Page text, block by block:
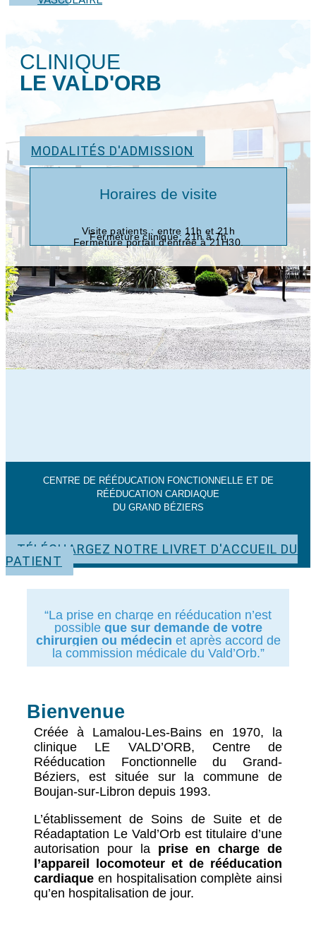
CLINIQUE
LE VALD'ORB
MODALITÉS D'ADMISSION
Horaires de visite
Visite patients : entre 11h et 21h
Fermeture clinique: 21h à 7h
Fermeture portail d’entrée à 21H30.
CENTRE DE RÉÉDUCATION FONCTIONNELLE ET DE
RÉÉDUCATION CARDIAQUE
DU GRAND BÉZIERS
TÉLÉCHARGEZ NOTRE LIVRET D'ACCUEIL DU
PATIENT
“La prise en charge en rééducation n’est
possible que sur demande de votre
chirurgien ou médecin et après accord de
la commission médicale du Vald’Orb.”
Bienvenue
Créée à Lamalou-Les-Bains en 1970, la
clinique LE VALD’ORB, Centre de
Rééducation Fonctionnelle du Grand-
Béziers, est située sur la commune de
Boujan-sur-Libron depuis 1993.
L’établissement de Soins de Suite et de
Réadaptation Le Vald’Orb est titulaire d’une
autorisation pour la prise en charge de
l’appareil locomoteur et de rééducation
cardiaque en hospitalisation complète ainsi
qu’en hospitalisation de jour.